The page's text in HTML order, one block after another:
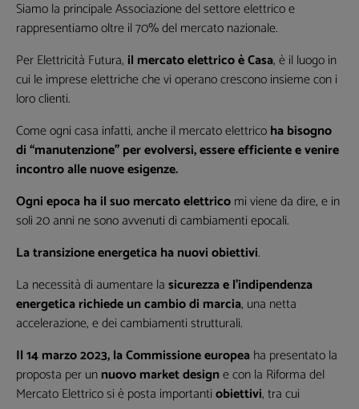
Siamo la principale Associazione del settore elettrico e
rappresentiamo oltre il 70% del mercato nazionale.
Per Elettricità Futura, il mercato elettrico è Casa, è il luogo in
cui le imprese elettriche che vi operano crescono insieme con i
loro clienti.
Come ogni casa infatti, anche il mercato elettricoha bisogno
di “manutenzione” per evolversi, essere efficiente e venire
incontro alle nuove esigenze.
Ogni epoca ha il suo mercato elettricomi viene da dire, e in
soli 20 anni ne sono avvenuti di cambiamenti epocali.
La transizione energetica ha nuovi obiettivi.
La necessità di aumentare lasicurezza e l’indipendenza
energetica richiede un cambio di marcia, una netta
accelerazione, e dei cambiamenti strutturali.
Il 14 marzo 2023, la Commissione europeaha presentato la
proposta per unnuovo market designe con la Riforma del
Mercato Elettrico si è posta importantiobiettivi, tra cui